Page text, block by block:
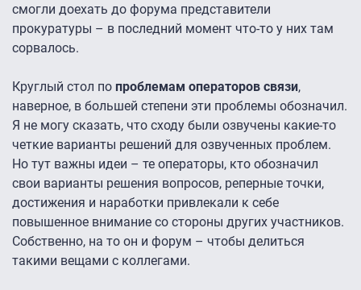
смогли доехать до форума представители
прокуратуры – в последний момент что-то у них там
сорвалось.
Круглый стол по проблемам операторов связи,
наверное, в большей степени эти проблемы обозначил.
Я не могу сказать, что сходу были озвучены какие-то
четкие варианты решений для озвученных проблем.
Но тут важны идеи – те операторы, кто обозначил
свои варианты решения вопросов, реперные точки,
достижения и наработки привлекали к себе
повышенное внимание со стороны других участников.
Собственно, на то он и форум – чтобы делиться
такими вещами с коллегами.